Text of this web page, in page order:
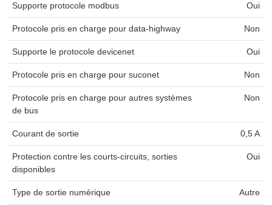
Supporte protocole modbus Oui
Protocole pris en charge pour data-highway Non
Supporte le protocole devicenet Oui
Protocole pris en charge pour suconet Non
Protocole pris en charge pour autres systèmes
de bus
Non
Courant de sortie 0,5 A
Protection contre les courts-circuits, sorties
disponibles
Oui
Type de sortie numérique Autre